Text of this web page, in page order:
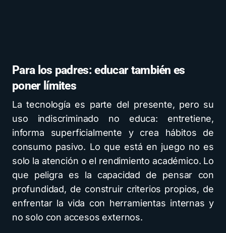
Para los padres: educar también es
poner límites
La tecnología es parte del presente, pero su
uso indiscriminado no educa: entretiene,
informa superficialmente y crea hábitos de
consumo pasivo. Lo que está en juego no es
solo la atención o el rendimiento académico. Lo
que peligra es la capacidad de pensar con
profundidad, de construir criterios propios, de
enfrentar la vida con herramientas internas y
no solo con accesos externos.